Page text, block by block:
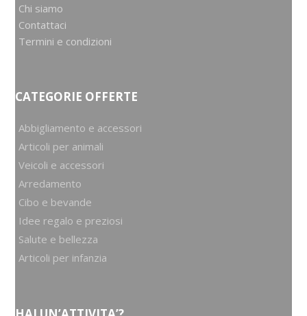
Chi siamo
Contattaci
Termini e condizioni
CATEGORIE OFFERTE
Abbigliamento e accessori
Articoli per animali
Veicoli e accessori
Arredamento
Cibo e bevande
Idee regalo e preziosi
Salute e bellezza
Articoli per infanzia